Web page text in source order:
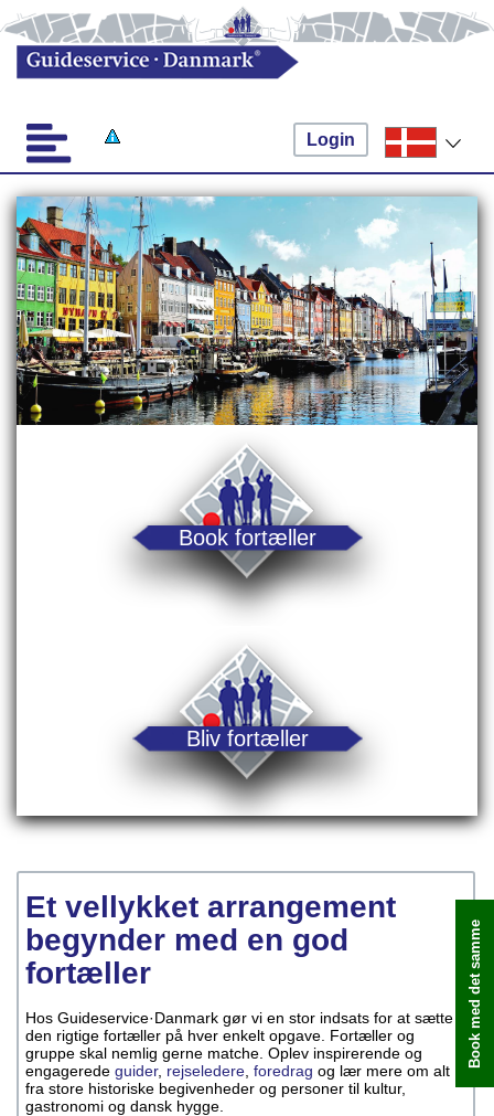
Login
Book fortæller
Bliv fortæller
Et vellykket arrangement
begynder med en god
fortæller
Hos Guideservice·Danmark gør vi en stor indsats for at sætte
den rigtige fortæller på hver enkelt opgave. Fortæller og
gruppe skal nemlig gerne matche. Oplev inspirerende og
engagerede guider, rejseledere foredrag og lær mere om alt
fra store historiske begivenheder og personer til kultur,
gastronomi og dansk hygge.
Book med det samme